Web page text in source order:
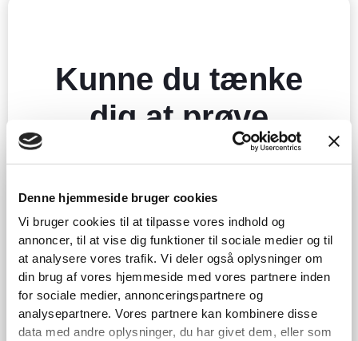
Denne hjemmeside bruger cookies
Vi bruger cookies til at tilpasse vores indhold og
annoncer, til at vise dig funktioner til sociale medier og til
at analysere vores trafik. Vi deler også oplysninger om
din brug af vores hjemmeside med vores partnere inden
for sociale medier, annonceringspartnere og
analysepartnere. Vores partnere kan kombinere disse
data med andre oplysninger, du har givet dem, eller som
Kunne du tænke
dig at prøve
appen?
hvordan du kan effektivisere din daglige
rapportering og skadedokumentation.
Thors Skadeservice har anvendt løsningen i
over 2 år til professionel rapportering i
forbindelse med forsikringssager efter
skader.